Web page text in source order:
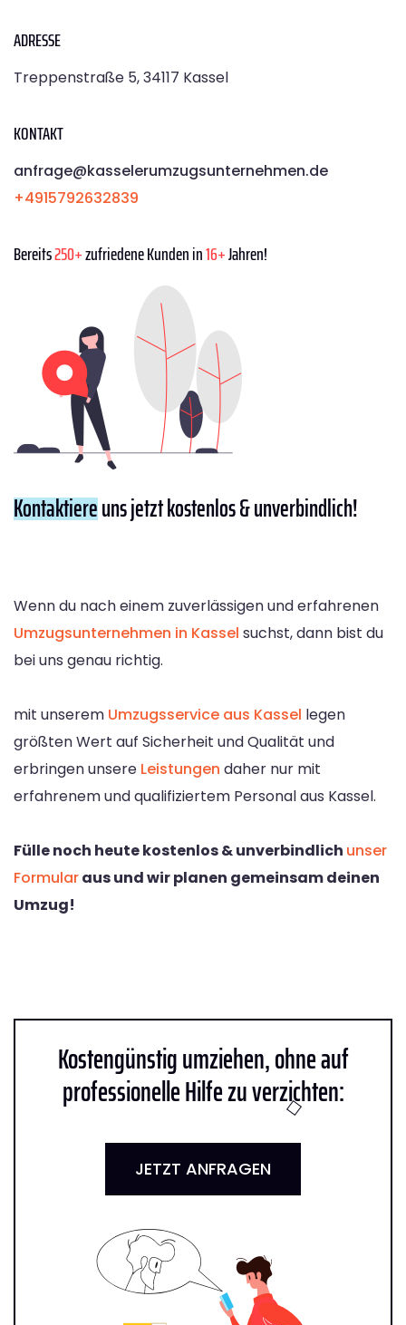
ADRESSE
Treppenstraße 5, 34117 Kassel
KONTAKT
anfrage@kasselerumzugsunternehmen.de
+4915792632839
Bereits250+zufriedene Kunden in16+Jahren!
Kontaktiereuns jetzt kostenlos & unverbindlich!
Wenn du nach einem zuverlässigen und erfahrenen
Umzugsunternehmen in Kassel suchst, dann bist du
bei uns genau richtig.
mit unserem Umzugsservice aus Kassel legen
größten Wert auf Sicherheit und Qualität und
erbringen unsere Leistungen daher nur mit
erfahrenem und qualifiziertem Personal aus Kassel.
Fülle noch heute kostenlos & unverbindlich unser
Formularaus und wir planen gemeinsam deinen
Umzug!
Kostengünstig umziehen, ohne auf
professionelle Hilfe zu verzichten:
JETZT ANFRAGEN